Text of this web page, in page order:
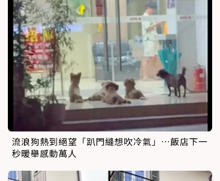
流浪狗熱到絕望「趴門縫想吹冷氣」…飯店下一
秒暖舉感動萬人